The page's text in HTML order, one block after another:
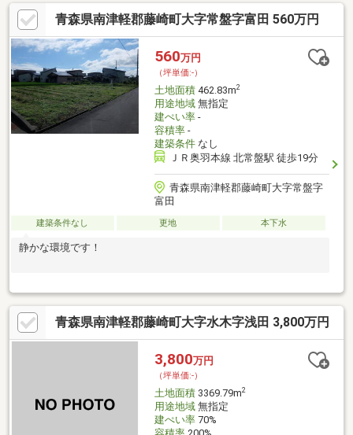
青森県南津軽郡藤崎町大字常盤字富田 560万円
560万円
（坪単価:-）
土地面積462.83m2
用途地域無指定
建ぺい率-
容積率-
建築条件なし
ＪＲ奥羽本線 北常盤駅 徒歩19分
青森県南津軽郡藤崎町大字常盤字
富田
建築条件なし 更地 本下水
静かな環境です！
青森県南津軽郡藤崎町大字水木字浅田 3,800万円
3,800万円
（坪単価:-）
土地面積3369.79m2
用途地域無指定
建ぺい率70%